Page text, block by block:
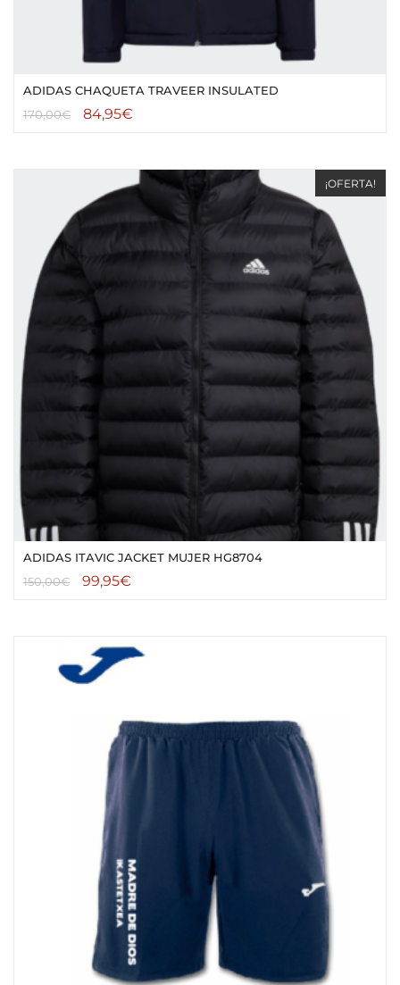
ADIDAS CHAQUETA TRAVEER INSULATED
170,00€ 84,95€
¡OFERTA!
ADIDAS ITAVIC JACKET MUJER HG8704
150,00€ 99,95€